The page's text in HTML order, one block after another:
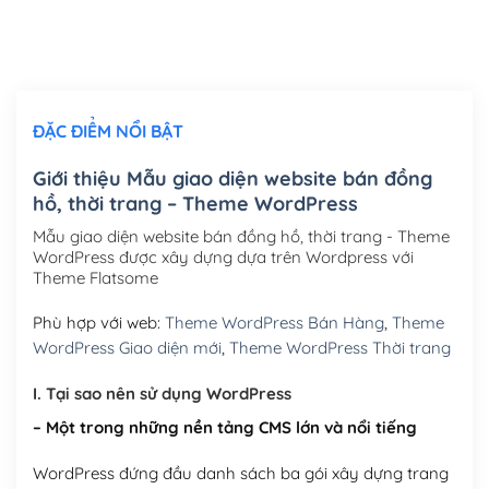
Mua thêm Host + Tên miền
Tên miền quốc tế .com .net .org (1 năm)
(+300,000₫)
Tên miền Việt Nam .vn (1 năm)(+550,000₫)
Hosting 2GB SSD (1 năm)(+450,000₫)
Hosting 5GB SSD (1 năm) (+650,000₫)
Hosting 8GB SSD (1 năm)
ĐẶC ĐIỂM NỔI BẬT
Giới thiệu Mẫu giao diện website bán đồng
hồ, thời trang – Theme WordPress
Mẫu giao diện website bán đồng hồ, thời trang - Theme
WordPress được xây dựng dựa trên Wordpress với
Theme Flatsome
Phù hợp với web: Theme WordPress Bán Hàng, Theme
WordPress Giao diện mới, Theme WordPress Thời trang
I. Tại sao nên sử dụng WordPress
– Một trong những nền tảng CMS lớn và nổi tiếng
WordPress đứng đầu danh sách ba gói xây dựng trang